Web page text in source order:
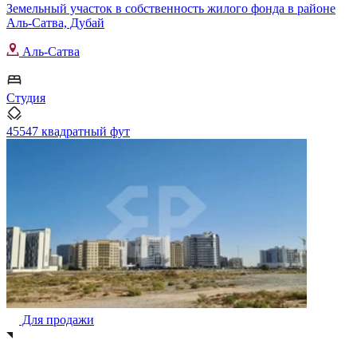
Земельный участок в собственность жилого фонда в районе
Аль-Сатва, Дубай
Аль-Сатва
Студия
45547 квадратный фут
Для продажи